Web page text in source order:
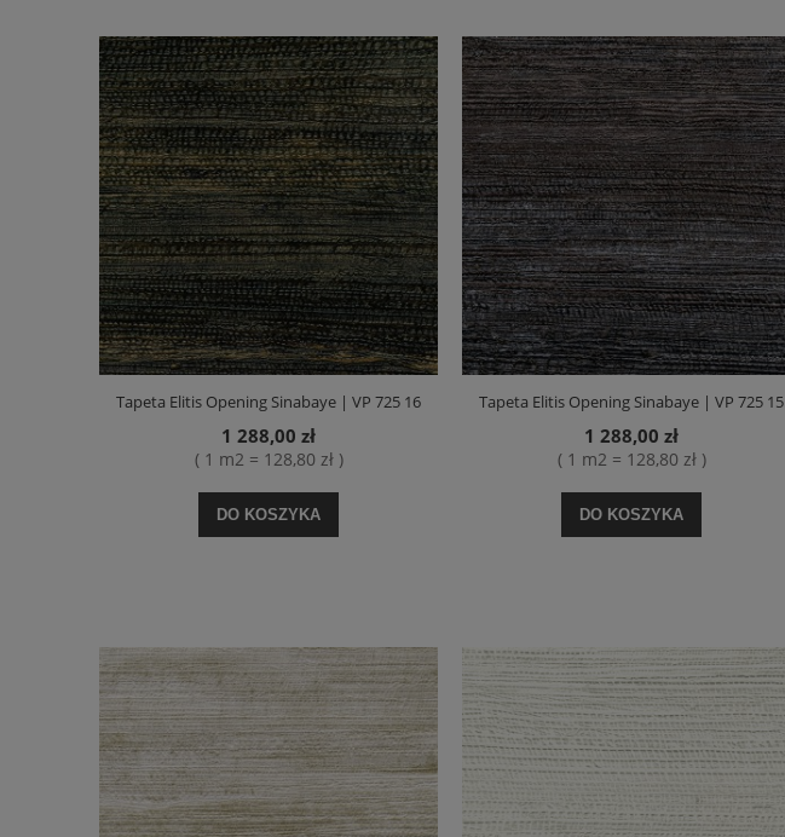
Tapeta Elitis Opening Sinabaye | VP 725 16
1 288,00 zł
( 1 m2 = 128,80 zł )
DO KOSZYKA
Tapeta Elitis Opening Sinabaye | VP 725 15
1 288,00 zł
( 1 m2 = 128,80 zł )
DO KOSZYKA